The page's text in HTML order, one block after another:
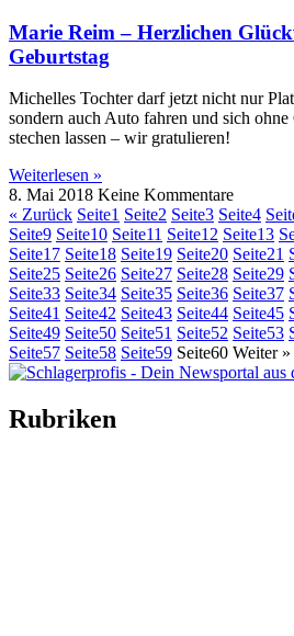
Marie Reim – Herzlichen
Geburtstag
Michelles Tochter darf jetzt nicht nur
sondern auch Auto fahren und sich
stechen lassen – wir gratulieren!
Weiterlesen »
8. Mai 2018 Keine Kommentare
« Zurück Seite1 Seite2 Seite3 Seite4
Seite9 Seite10 Seite11 Seite12 Seite13
Seite17 Seite18 Seite19 Seite20 Seite21
Seite25 Seite26 Seite27 Seite28 Seite29
Seite33 Seite34 Seite35 Seite36 Seite37
Seite41 Seite42 Seite43 Seite44 Seite45
Seite49 Seite50 Seite51 Seite52 Seite53
Seite57 Seite58 Seite59 Seite60 Weiter »
Rubriken